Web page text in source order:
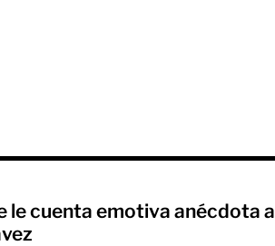
le cuenta emotiva anécdota a